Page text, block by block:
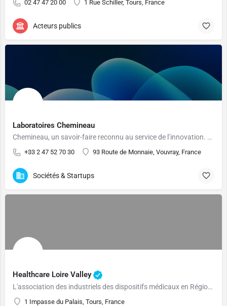
02 47 47 20 00 1 Rue Schiller, Tours, France
Acteurs publics
Laboratoires Chemineau
Chemineau, un savoir-faire reconnu au service de l’innovation. Ensemble, contribuons à la santé d'aujourd'hui et de demain…
+33 2 47 52 70 30 93 Route de Monnaie, Vouvray, France
Sociétés & Startups
Healthcare Loire Valley
L'association des industriels des dispositifs médicaux en Région CVL
1 Impasse du Palais, Tours, France